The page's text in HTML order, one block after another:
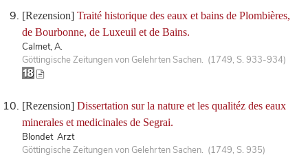
[Rezension] Traité historique des eaux et bains de Plombières,
de Bourbonne, de Luxeuil et de Bains.
Calmet, A.
Göttingische Zeitungen von Gelehrten Sachen. (1749, S. 933-934)
[Rezension] Dissertation sur la nature et les qualitéz des eaux
minerales et medicinales de Segrai.
Blondet Arzt
Göttingische Zeitungen von Gelehrten Sachen. (1749, S. 935)